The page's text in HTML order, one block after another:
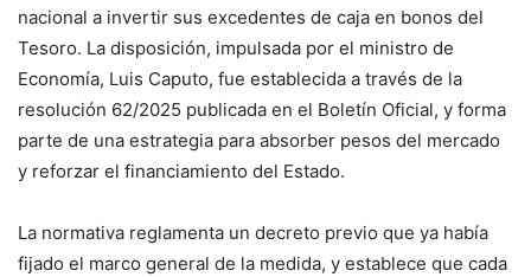
nacional a invertir sus excedentes de caja en bonos del
Tesoro. La disposición, impulsada por el ministro de
Economía, Luis Caputo, fue establecida a través de la
resolución 62/2025 publicada en el Boletín Oficial, y forma
parte de una estrategia para absorber pesos del mercado
y reforzar el financiamiento del Estado.
La normativa reglamenta un decreto previo que ya había
fijado el marco general de la medida, y establece que cada